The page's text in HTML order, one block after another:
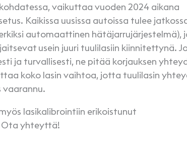
vaikuttaa vuoden 2024 aikana
Kaikissa uusissa autoissa tulee
automaattinen hätäjarrujärjestelmä),
usein juuri tuulilasiin kiinnitettynä.
ja turvallisesti, ne pitää korjauksen
koko lasin vaihtoa, jotta tuulilasin
lasikalibrointiin erikoistunut
Ota yhteyttä!